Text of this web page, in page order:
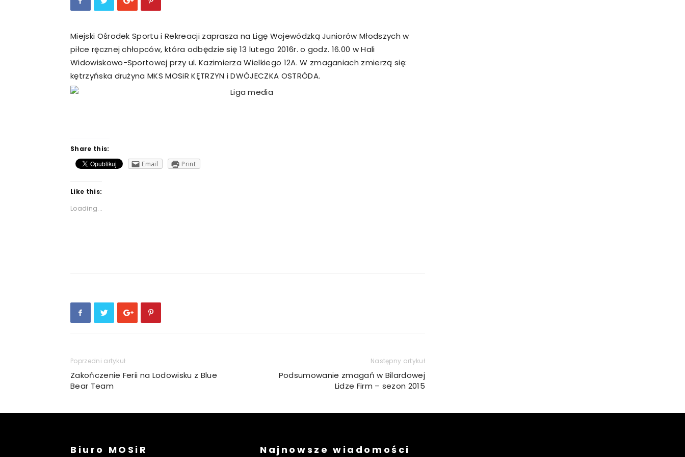
Miejski Ośrodek Sportu i Rekreacji zaprasza na Ligę Wojewódzką Juniorów Młodszych w
piłce ręcznej chłopców, która odbędzie się 13 lutego 2016r. o godz. 16.00 w Hali
Widowiskowo-Sportowej przy ul. Kazimierza Wielkiego 12A. W zmaganiach zmierzą się:
kętrzyńska drużyna MKS MOSiR KĘTRZYN i DWÓJECZKA OSTRÓDA.
Share this:
Email
Print
Like this:
Loading...
Poprzedni artykuł
Zakończenie Ferii na Lodowisku z Blue
Bear Team
Następny artykuł
Podsumowanie zmagań w Bilardowej
Lidze Firm – sezon 2015
Biuro MOSiR Najnowsze wiadomości